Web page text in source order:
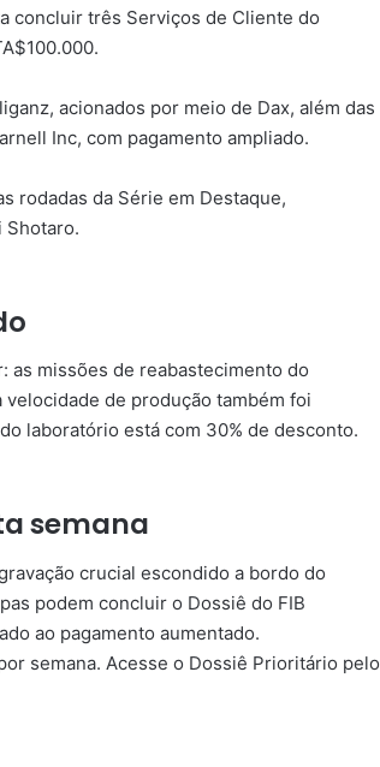
concluir três Serviços de Cliente do
acionados por meio de Dax, além das
Inc, com pagamento ampliado.
rodadas da Série em Destaque,
Shotaro.
as missões de reabastecimento do
de produção também foi
laboratório está com 30% de desconto.
semana
crucial escondido a bordo do
podem concluir o Dossiê do FIB
ao pagamento aumentado.
semana. Acesse o Dossiê Prioritário pelo